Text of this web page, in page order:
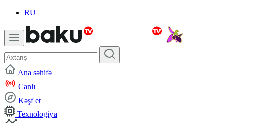
RU
Ana səhifə
Canlı
Kəşf et
Texnologiya